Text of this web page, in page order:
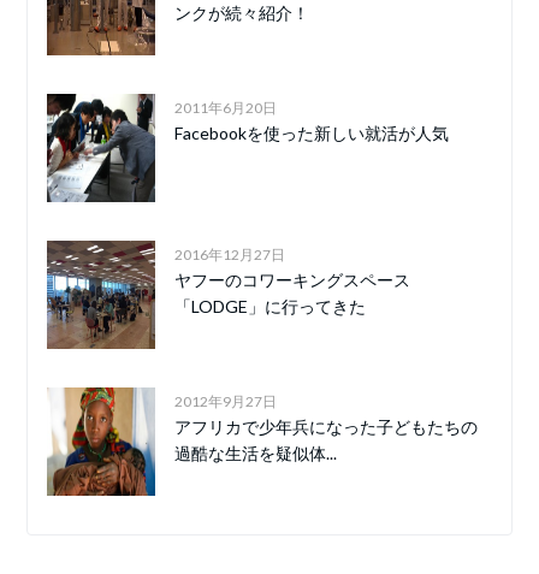
ンクが続々紹介！
2011年6月20日
Facebookを使った新しい就活が人気
2016年12月27日
ヤフーのコワーキングスペース
「LODGE」に行ってきた
2012年9月27日
アフリカで少年兵になった子どもたちの
過酷な生活を疑似体...